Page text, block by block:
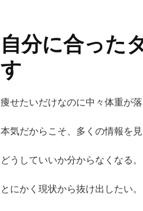
自分に合った
す
痩せたいだけなのに中々体重が
本気だからこそ、多くの情報を
どうしていいか分からなくなる。
とにかく現状から抜け出したい。